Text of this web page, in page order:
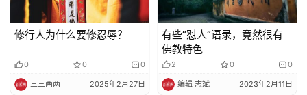
明
修行人为什么要修忍辱？
0 0 0
三三两两 2025年2月27日
有些“怼人”语录，竟然很有
佛教特色
2 0 0
编辑 志斌 2023年2月11日